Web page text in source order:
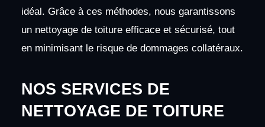
idéal. Grâce à ces méthodes, nous garantissons
un nettoyage de toiture efficace et sécurisé, tout
en minimisant le risque de dommages collatéraux.
NOS SERVICES DE
NETTOYAGE DE TOITURE